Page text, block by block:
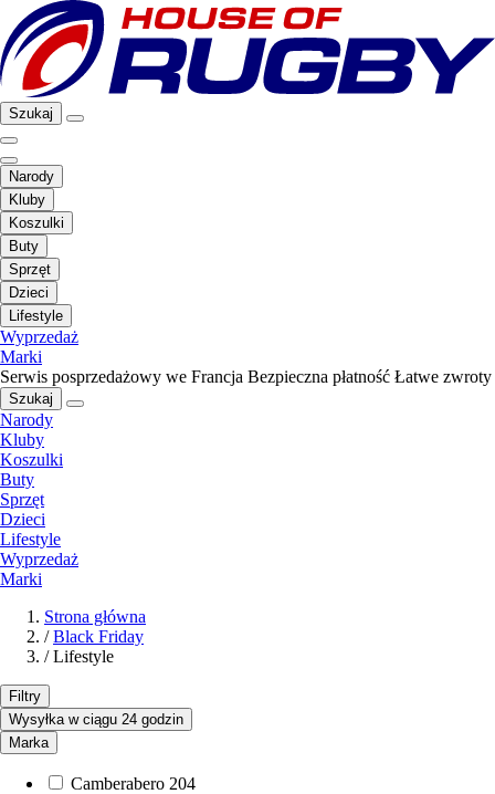
Szukaj
Narody
Kluby
Koszulki
Buty
Sprzęt
Dzieci
Lifestyle
Wyprzedaż
Marki
Serwis posprzedażowy we Francja Bezpieczna płatność Łatwe zwroty
Szukaj
Narody
Kluby
Koszulki
Buty
Sprzęt
Dzieci
Lifestyle
Wyprzedaż
Marki
Strona główna
/ Black Friday
/ Lifestyle
Filtry
Wysyłka w ciągu 24 godzin
Marka
Camberabero 204